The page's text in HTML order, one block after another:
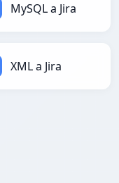
MySQL a Jira
XML a Jira